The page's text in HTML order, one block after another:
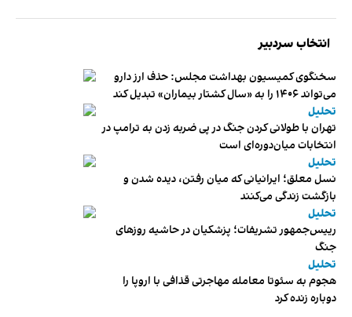
انتخاب سردبیر
سخنگوی کمیسیون بهداشت مجلس: حذف ارز دارو
می‌تواند ۱۴۰۶ را به «سال کشتار بیماران» تبدیل کند
تحلیل
تهران با طولانی کردن جنگ در پی ضربه زدن به ترامپ در
انتخابات میان‌دوره‌ای است
تحلیل
نسل معلق؛ ایرانیانی که میان رفتن، دیده شدن و
بازگشت زندگی می‌کنند
تحلیل
رییس‌جمهور تشریفات؛ پزشکیان در حاشیه روزهای
جنگ
تحلیل
هجوم به سئوتا معامله مهاجرتی قذافی با اروپا را
دوباره زنده کرد